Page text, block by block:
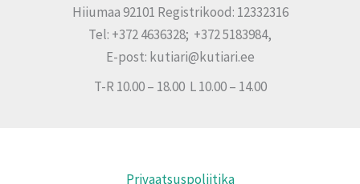
Hiiumaa 92101 Registrikood: 12332316
Tel: +372 4636328; +372 5183984,
E-post: kutiari@kutiari.ee
T-R 10.00 – 18.00 L 10.00 – 14.00
Privaatsuspoliitika